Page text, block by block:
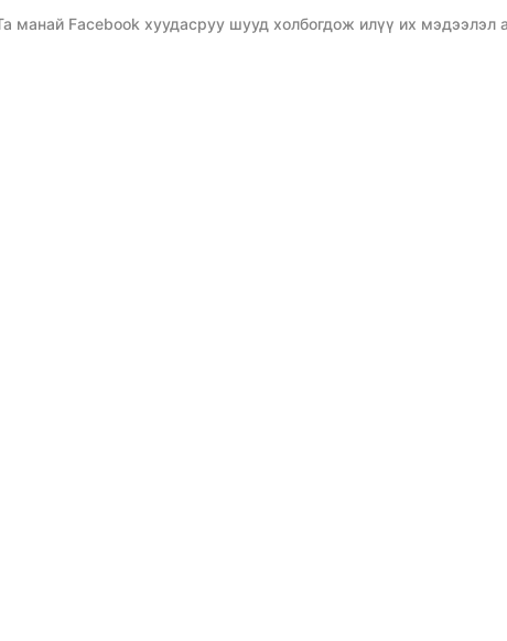
манай Facebook хуудасруу шууд холбогдож илүү их мэдээлэл